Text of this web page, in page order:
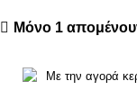
Μόνο 1
Με την αγορά